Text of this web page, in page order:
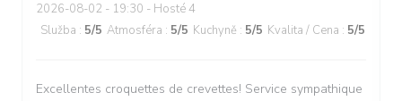
2026-08-02 - 19:30 - Hosté 4
Služba : 5/5 Atmosféra : 5/5 Kuchyně : 5/5 Kvalita / Cena : 5/5
Excellentes croquettes de crevettes! Service sympathique